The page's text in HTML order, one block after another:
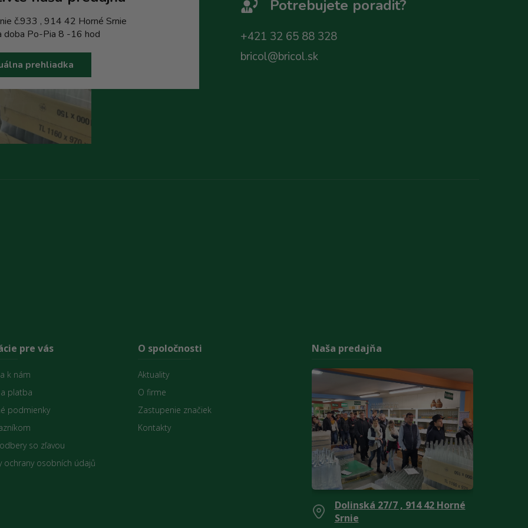
č.933 , 914 42 Horné Srnie
doba Po-Pia 8 -16 hod
prehliadka
Potrebujete poradit?
+421 32 65 88 328
bricol@bricol.sk
pre vás
k nám
platba
podmienky
so zľavou
ochrany osobních údajů
O spoločnosti
Aktuality
O firme
Zastupenie značiek
Kontakty
Naša predajňa
Dolinská 27/7 , 914 42 Horné
Srnie